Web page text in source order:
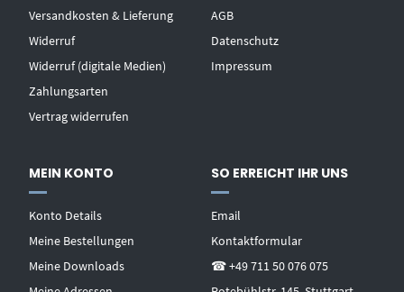
Versandkosten & Lieferung
Widerruf
Widerruf (digitale Medien)
Zahlungsarten
Vertrag widerrufen
AGB
Datenschutz
Impressum
MEIN KONTO
Konto Details
Meine Bestellungen
Meine Downloads
SO ERREICHT IHR UNS
Email
Kontaktformular
☎ +49 711 50 076 075